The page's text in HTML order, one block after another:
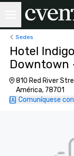
Sedes
Hotel
Downtown
810 Red River
América, 78701
Comuníquese